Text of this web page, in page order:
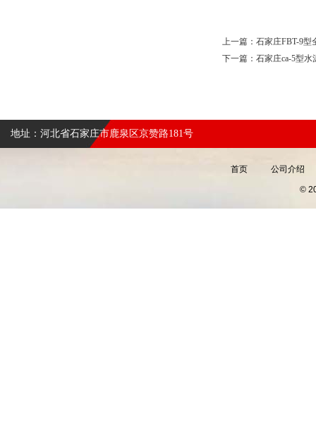
上一篇： 石家庄FBT-9型
下一篇： 石家庄ca-5型
地址：河北省石家庄市鹿泉区京赞路181号
首页 公司介绍
©